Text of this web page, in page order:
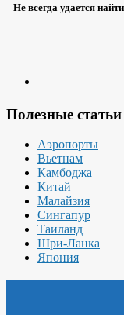
Не всегда удается
Полезные статьи
Аэропорты
Вьетнам
Камбоджа
Китай
Малайзия
Сингапур
Таиланд
Шри-Ланка
Япония